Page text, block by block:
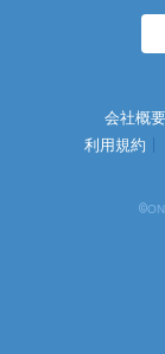
会社概要
利用規約
©